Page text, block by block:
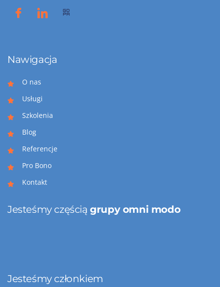
Nawigacja
O nas
Usługi
Szkolenia
Blog
Referencje
Pro Bono
Kontakt
Jesteśmy częściągrupy omni modo
Jesteśmy członkiem